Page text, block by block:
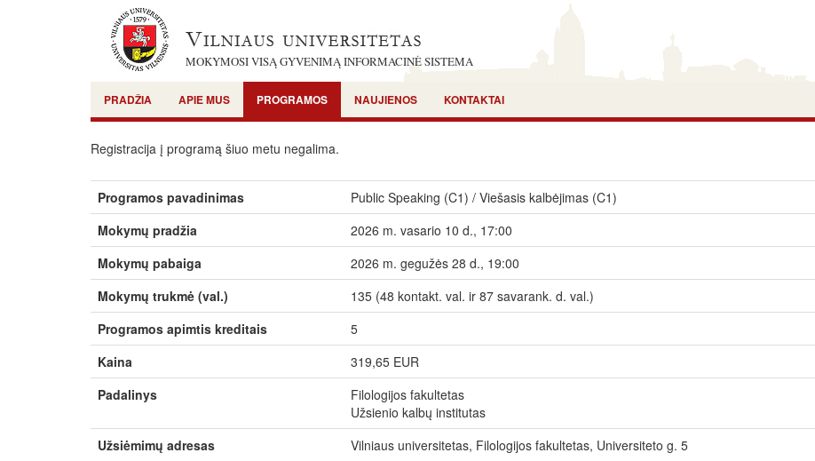
MOKYMOSI VISĄ GYVENIMĄ INFORMACINĖ SISTEMA
PRADŽIA APIE MUS PROGRAMOS NAUJIENOS KONTAKTAI
Registracija į programą šiuo metu negalima.
Programos pavadinimas
Public Speaking (C1) / Viešasis kalbėjimas (C1)
Mokymų pradžia
2026 m. vasario 10 d., 17:00
Mokymų pabaiga
2026 m. gegužės 28 d., 19:00
Mokymų trukmė (val.)
135 (48 kontakt. val. ir 87 savarank. d. val.)
Programos apimtis kreditais
5
Kaina
319,65 EUR
Padalinys
Filologijos fakultetas
Užsienio kalbų institutas
Užsiėmimų adresas
Vilniaus universitetas, Filologijos fakultetas, Universiteto g. 5